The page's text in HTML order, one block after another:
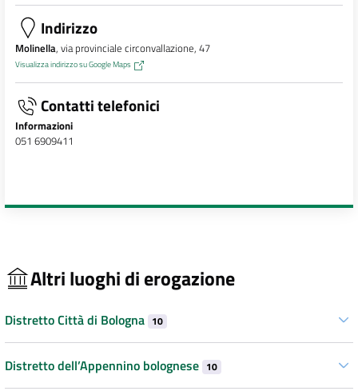
Indirizzo
Molinella, via provinciale circonvallazione, 47
Visualizza indirizzo su Google Maps
Contatti telefonici
Informazioni
051 6909411
Altri luoghi di erogazione
Distretto Città di Bologna 10
Distretto dell’Appennino bolognese 10